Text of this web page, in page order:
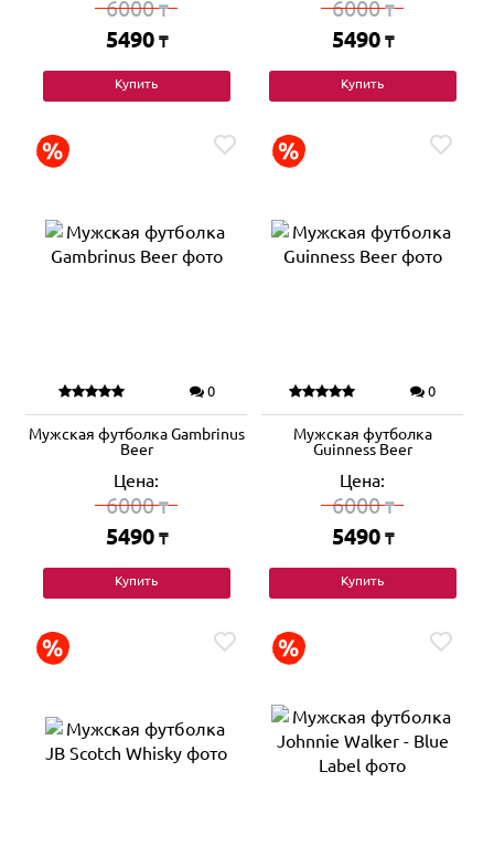
6000₸
5490 ₸
Купить
6000₸
5490 ₸
Купить
0
Мужская футболка Gambrinus
Beer
Цена:
6000₸
5490 ₸
Купить
0
Мужская футболка
Guinness Beer
Цена:
6000₸
5490 ₸
Купить